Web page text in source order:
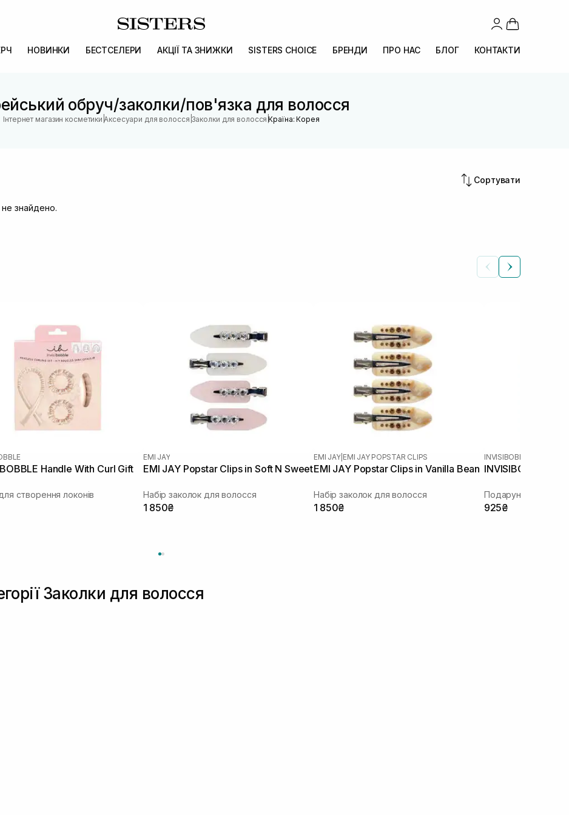
НОВИНКИ БЕСТСЕЛЕРИ АКЦІЇ ТА ЗНИЖКИ SISTERS CHOICE БРЕНДИ ПРО НАС БЛОГ КОНТАКТИ
обруч/заколки/пов'язка для волосся
Інтернет магазин косметики |Аксесуари для волосся |Заколки для волосся |Країна: Корея
Сортувати
не знайдено.
Handle With Curl Gift
створення локонів
EMI JAY
EMI JAY Popstar Clips in Soft N Sweet
Набір заколок для волосся
1 850₴
EMI JAY EMI JAY POPSTAR CLIPS
EMI JAY Popstar Clips in Vanilla Bean
Набір заколок для волосся
1 850₴
INVISIBOBBLE
INVISIBOBBLE
925₴
Заколки для волосся